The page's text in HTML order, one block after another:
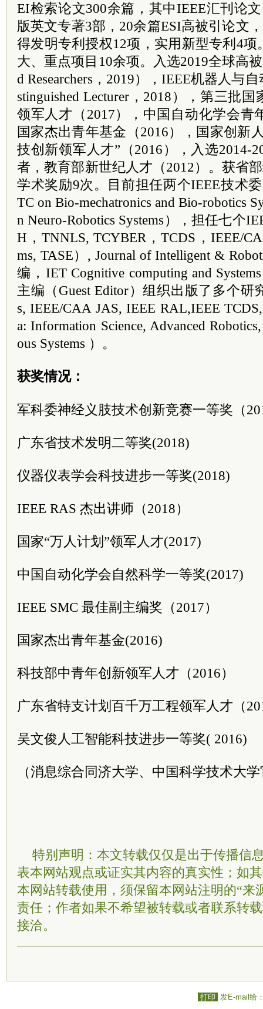
EI检索论文300余篇，其中IEEE汇刊论
版英文专著3部，20余篇ESI高被引论文
得发明专利授权12项，实用新型专利4
大、重点项目10余项。入选2019全球高
d Researchers，2019），IEEE机器人与
stinguished Lecturer，2018），第三批
领军人才（2017），中国自动化学会青
国家杰出青年基金（2016），国家创新
技创新领军人才”（2016），入选2014-
者，教育部新世纪人才（2012）。获省
学术奖励9次。目前担任两个IEEE技术
TC on Bio-mechatronics and Bio-robotics
n Neuro-Robotics Systems），担任七个
H，TNNLS, TCYBER，TCDS，IEEE/
ms, TASE）, Journal of Intelligent &
编，IET Cognitive computing and
主编（Guest Editor）组织出版了多个研
s, IEEE/CAA JAS, IEEE RAL,IEEE
a: Information Science, Advanced
ous Systems ）。
获奖情况：
军科委神经义肢技术创新竞赛一等奖（
广东省技术发明二等奖(2018)
仪器仪表学会科技进步一等奖(2018)
IEEE RAS 杰出讲师（2018）
国家“万人计划”领军人才(2017)
中国自动化学会自然科学一等奖(2017)
IEEE SMC 最佳副主编奖（2017）
国家杰出青年基金(2016)
科技部中青年创新领军人才（2016）
广东省特支计划百千万工程领军人才（
吴文俊人工智能科技进步一等奖( 2016)
（消息综合同济大学、 中国科学技术大
特别声明：本文转载仅仅是出于传播信
表本网站观点或证实其内容的真实性；如
本网站转载使用，须保留本网站注明的“来
责任；作者如果不希望被转载或者联系转
接洽。
打印 发E-mail给